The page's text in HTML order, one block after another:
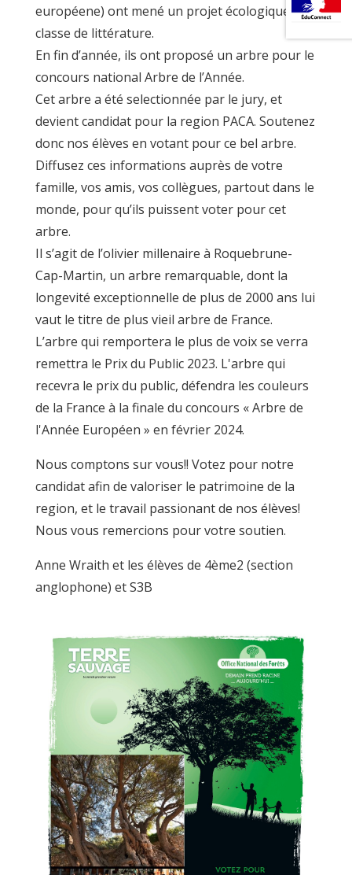
européene) ont mené un projet écologique en
classe de littérature.
En fin d’année, ils ont proposé un arbre pour le
concours national Arbre de l’Année.
Cet arbre a été selectionnée par le jury, et
devient candidat pour la region PACA. Soutenez
donc nos élèves en votant pour ce bel arbre.
Diffusez ces informations auprès de votre
famille, vos amis, vos collègues, partout dans le
monde, pour qu’ils puissent voter pour cet
arbre.
Il s’agit de l’olivier millenaire à Roquebrune-
Cap-Martin, un arbre remarquable, dont la
longevité exceptionnelle de plus de 2000 ans lui
vaut le titre de plus vieil arbre de France.
L’arbre qui remportera le plus de voix se verra
remettra le Prix du Public 2023. L'arbre qui
recevra le prix du public, défendra les couleurs
de la France à la finale du concours « Arbre de
l'Année Européen » en février 2024.
Nous comptons sur vous!! Votez pour notre
candidat afin de valoriser le patrimoine de la
region, et le travail passionant de nos élèves!
Nous vous remercions pour votre soutien.
Anne Wraith et les élèves de 4ème2 (section
anglophone) et S3B